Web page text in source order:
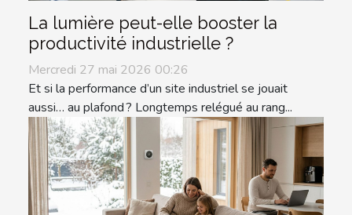
La lumière peut-elle booster la
productivité industrielle ?
Mercredi 27 mai 2026 00:26
Et si la performance d’un site industriel se jouait
aussi… au plafond ? Longtemps relégué au rang...